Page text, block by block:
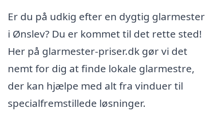
Er du på udkig efter en dygtig glarmester
i Ønslev? Du er kommet til det rette sted!
Her på glarmester-priser.dk gør vi det
nemt for dig at finde lokale glarmestre,
der kan hjælpe med alt fra vinduer til
specialfremstillede løsninger.